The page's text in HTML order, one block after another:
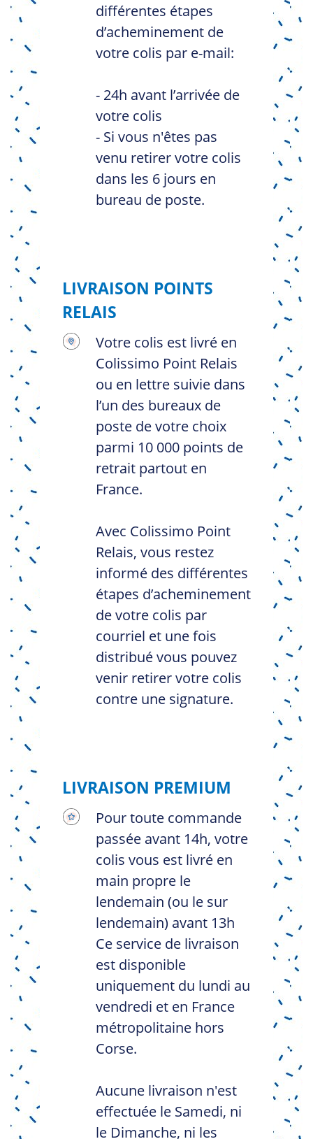
différentes étapes
d’acheminement de
votre colis par e-mail:
- 24h avant l’arrivée de
votre colis
- Si vous n'êtes pas
venu retirer votre colis
dans les 6 jours en
bureau de poste.
LIVRAISON POINTS
RELAIS
Votre colis est livré en
Colissimo Point Relais
ou en lettre suivie dans
l’un des bureaux de
poste de votre choix
parmi 10 000 points de
retrait partout en
France.
Avec Colissimo Point
Relais, vous restez
informé des différentes
étapes d’acheminement
de votre colis par
courriel et une fois
distribué vous pouvez
venir retirer votre colis
contre une signature.
LIVRAISON PREMIUM
Pour toute commande
passée avant 14h, votre
colis vous est livré en
main propre le
lendemain (ou le sur
lendemain) avant 13h
Ce service de livraison
est disponible
uniquement du lundi au
vendredi et en France
métropolitaine hors
Corse.
Aucune livraison n'est
effectuée le Samedi, ni
le Dimanche, ni les